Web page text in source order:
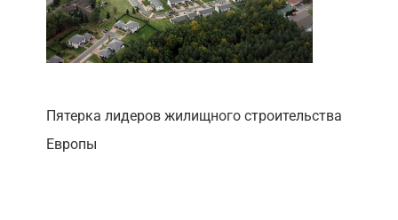
Пятерка лидеров жилищного строительства
Европы